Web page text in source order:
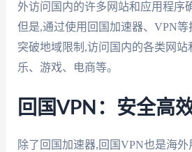
外访问国内的许多网站和应用程序
但是,通过使用回国加速器、VPN等
突破地域限制,访问国内的各类网站
乐、游戏、电商等。
回国VPN：安全高
除了回国加速器,回国VPN也是海外